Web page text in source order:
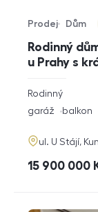
Rodinný
u Prahy s
Typ nabídky
Prodej
Typ nemovitosti
Dům
Virtuální
rozměry
dispozice
Rodinný
funkce
garáž balkon
adresa
ul. U Stájí,
cena
15 900 000